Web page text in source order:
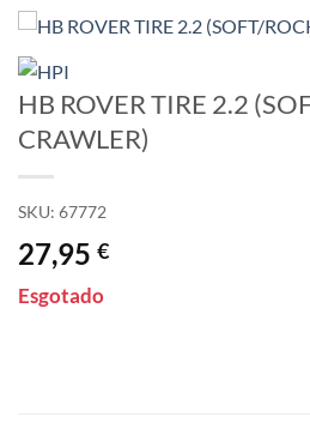
HB ROVER TIRE 2.2
CRAWLER)
SKU: 67772
27,95 €
Esgotado